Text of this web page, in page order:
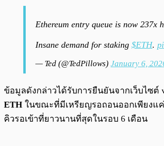
Ethereum entry queue is now 237x
Insane demand for staking $ETH.
— Ted (@TedPillows) January 6,
ข้อมูลดังกล่าวได้รับการยืนยันจากเว็บไซต์
ETH ในขณะที่มีเหรียญรอถอนออกเพียงแค่
คิวรอเข้าที่ยาวนานที่สุดในรอบ 6 เดือน